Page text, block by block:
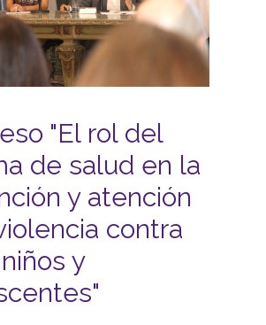
"El rol del
de salud en la
y atención
contra
y